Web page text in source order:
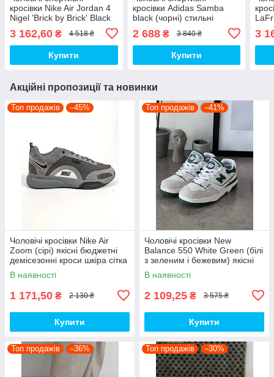
кросівки Nike Air Jordan 4
Nigel 'Brick by Brick' Black
повсякденні кроси jd38
Найк топ
3 162,60 ₴ 4 518 ₴
Купити
кросівки Adidas Samba
black (чорні) стильні
повсякденні кроси A00154
Адідас топ
2 688₴ 3 840 ₴
Купити
топ
3
Акційні пропозиції та новинки
Топ продажів –45%
Чоловічі кросівки Nike Air
Zoom (сірі) якісні бюджетні
демісезонні кроси шкіра сітка
D426 топ
В наявності
1 171,50 ₴ 2 130 ₴
Купити
Топ продажів –41%
Чоловічі кросівки New
Balance 550 White Green (білі
з зеленим і бежевим) якісні
модні кроси NB020 топ
В наявності
2 109,25 ₴ 3 575 ₴
Купити
Топ продажів –36% Топ продажів –30%